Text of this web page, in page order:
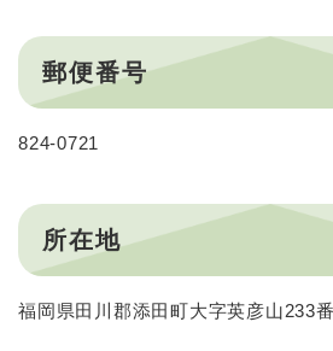
郵便番号
824-0721
所在地
福岡県田川郡添田町大字英彦山233